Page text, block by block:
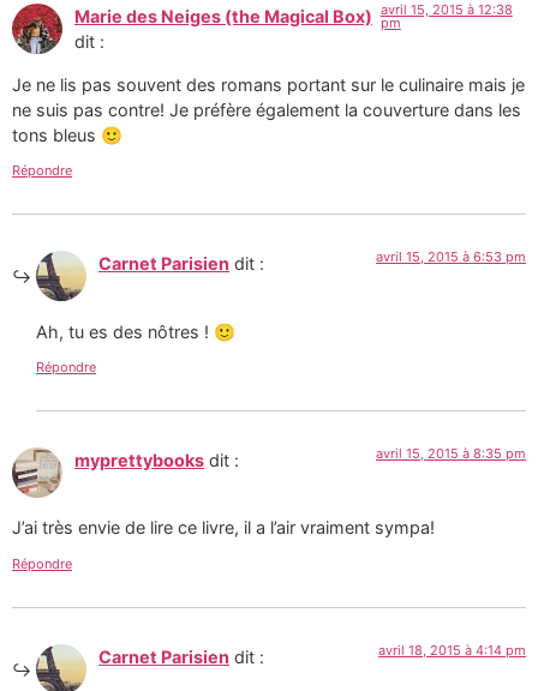
Marie des Neiges (the Magical Box)
dit :
avril 15, 2015 à 12:38
pm
Je ne lis pas souvent des romans portant sur le culinaire mais je
ne suis pas contre! Je préfère également la couverture dans les
tons bleus 🙂
Répondre
Carnet Parisien dit : avril 15, 2015 à 6:53 pm
Ah, tu es des nôtres ! 🙂
Répondre
myprettybooks dit : avril 15, 2015 à 8:35 pm
J’ai très envie de lire ce livre, il a l’air vraiment sympa!
Répondre
Carnet Parisien dit : avril 18, 2015 à 4:14 pm